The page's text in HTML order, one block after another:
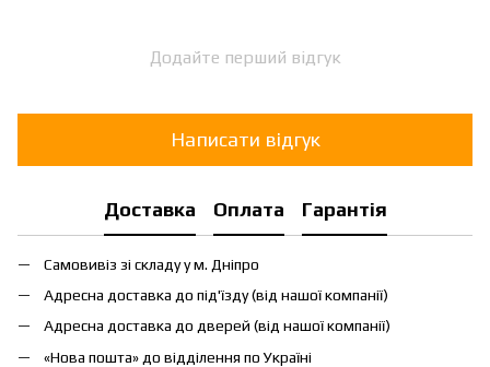
Додайте перший відгук
Написати відгук
Доставка Оплата Гарантія
Самовивіз зі складу у м. Дніпро
Адресна доставка до під'їзду (від нашої компанії)
Адресна доставка до дверей (від нашої компанії)
«Нова пошта» до відділення по Україні